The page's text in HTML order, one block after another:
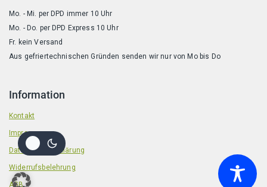
Mo. - Mi. per DPD immer 10 Uhr
Mo. - Do. per DPD Express 10 Uhr
Fr. kein Versand
Aus gefriertechnischen Gründen senden wir nur von Mo bis Do
Information
Kontakt
Impressum
Datenschutzerklärung
Widerrufsbelehrung
AGB